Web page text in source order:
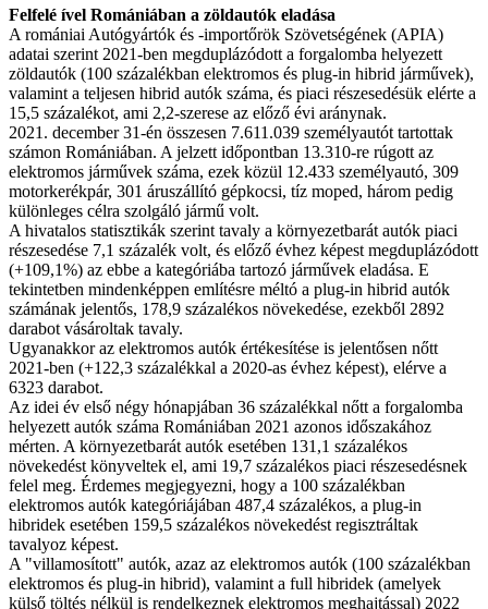
Felfelé ível Romániában a zöldautók eladása
A romániai Autógyártók és -importőrök Szövetségének (APIA)
adatai szerint 2021-ben megduplázódott a forgalomba helyezett
zöldautók (100 százalékban elektromos és plug-in hibrid járművek),
valamint a teljesen hibrid autók száma, és piaci részesedésük elérte a
15,5 százalékot, ami 2,2-szerese az előző évi aránynak.
2021. december 31-én összesen 7.611.039 személyautót tartottak
számon Romániában. A jelzett időpontban 13.310-re rúgott az
elektromos járművek száma, ezek közül 12.433 személyautó, 309
motorkerékpár, 301 áruszállító gépkocsi, tíz moped, három pedig
különleges célra szolgáló jármű volt.
A hivatalos statisztikák szerint tavaly a környezetbarát autók piaci
részesedése 7,1 százalék volt, és előző évhez képest megduplázódott
(+109,1%) az ebbe a kategóriába tartozó járművek eladása. E
tekintetben mindenképpen említésre méltó a plug-in hibrid autók
számának jelentős, 178,9 százalékos növekedése, ezekből 2892
darabot vásároltak tavaly.
Ugyanakkor az elektromos autók értékesítése is jelentősen nőtt
2021-ben (+122,3 százalékkal a 2020-as évhez képest), elérve a
6323 darabot.
Az idei év első négy hónapjában 36 százalékkal nőtt a forgalomba
helyezett autók száma Romániában 2021 azonos időszakához
mérten. A környezetbarát autók esetében 131,1 százalékos
növekedést könyveltek el, ami 19,7 százalékos piaci részesedésnek
felel meg. Érdemes megjegyezni, hogy a 100 százalékban
elektromos autók kategóriájában 487,4 százalékos, a plug-in
hibridek esetében 159,5 százalékos növekedést regisztráltak
tavalyoz képest.
A "villamosított" autók, azaz az elektromos autók (100 százalékban
elektromos és plug-in hibrid), valamint a full hibridek (amelyek
külső töltés nélkül is rendelkeznek elektromos meghajtással) 2022